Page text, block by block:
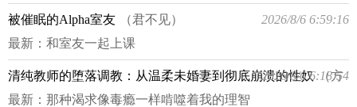
被催眠的Alpha室友 （君不见）
2026/8/6 6:59:16
最新： 和室友一起上课
清纯教师的堕落调教：从温柔未婚妻到彻底崩溃的性奴 （方
灵）
2026/8/6 6:18:54
最新： 那种渴求像毒瘾一样啃噬着我的理智